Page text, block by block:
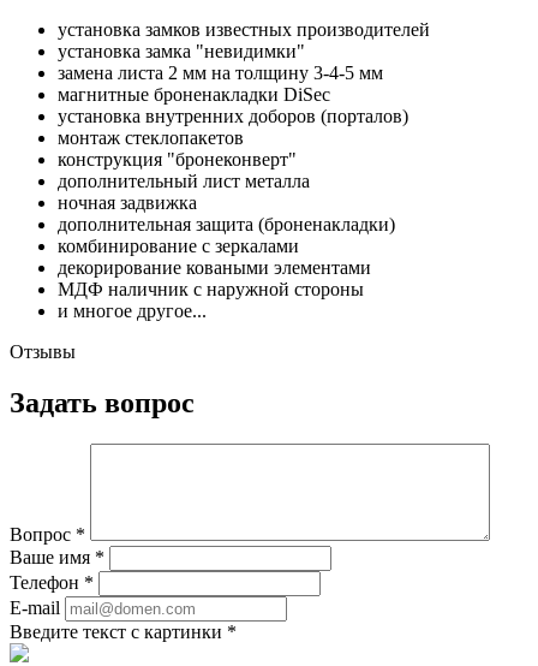
установка замков известных производителей
установка замка "невидимки"
замена листа 2 мм на толщину 3-4-5 мм
магнитные броненакладки DiSec
установка внутренних доборов (порталов)
монтаж стеклопакетов
конструкция "бронеконверт"
дополнительный лист металла
ночная задвижка
дополнительная защита (броненакладки)
комбинирование с зеркалами
декорирование коваными элементами
МДФ наличник с наружной стороны
и многое другое...
Отзывы
Задать вопрос
Вопрос *
Ваше имя *
Телефон *
E-mail
Введите текст с картинки *